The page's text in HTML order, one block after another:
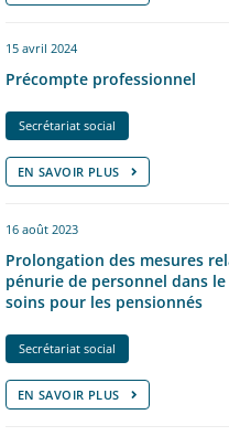
15 avril 2024
Précompte professionnel
Secrétariat social
EN SAVOIR PLUS
16 août 2023
Prolongation des mesures
pénurie de personnel dans
soins pour les pensionnés
Secrétariat social
EN SAVOIR PLUS